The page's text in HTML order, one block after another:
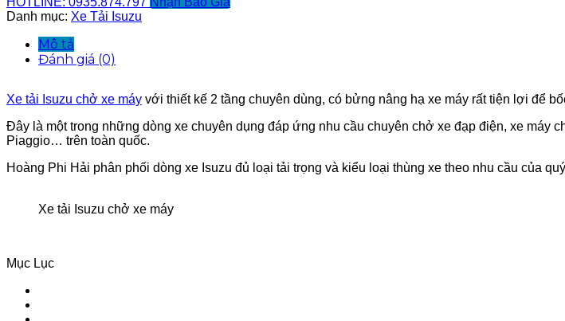
Danh mục: Xe Tải Isuzu
Mô tả
Đánh giá (0)
Xe tải Isuzu chở xe máy với thiết kế 2 tầng chuyên dùng, có bửng nâng hạ xe máy rất tiện lợi để
Đây là một trong những dòng xe chuyên dụng đáp ứng nhu cầu chuyên chở xe đạp điện, xe máy
Piaggio… trên toàn quốc.
Hoàng Phi Hải phân phối dòng xe Isuzu đủ loại tải trọng và kiểu loại thùng xe theo nhu cầu của
Xe tải Isuzu chở xe máy
Mục Lục